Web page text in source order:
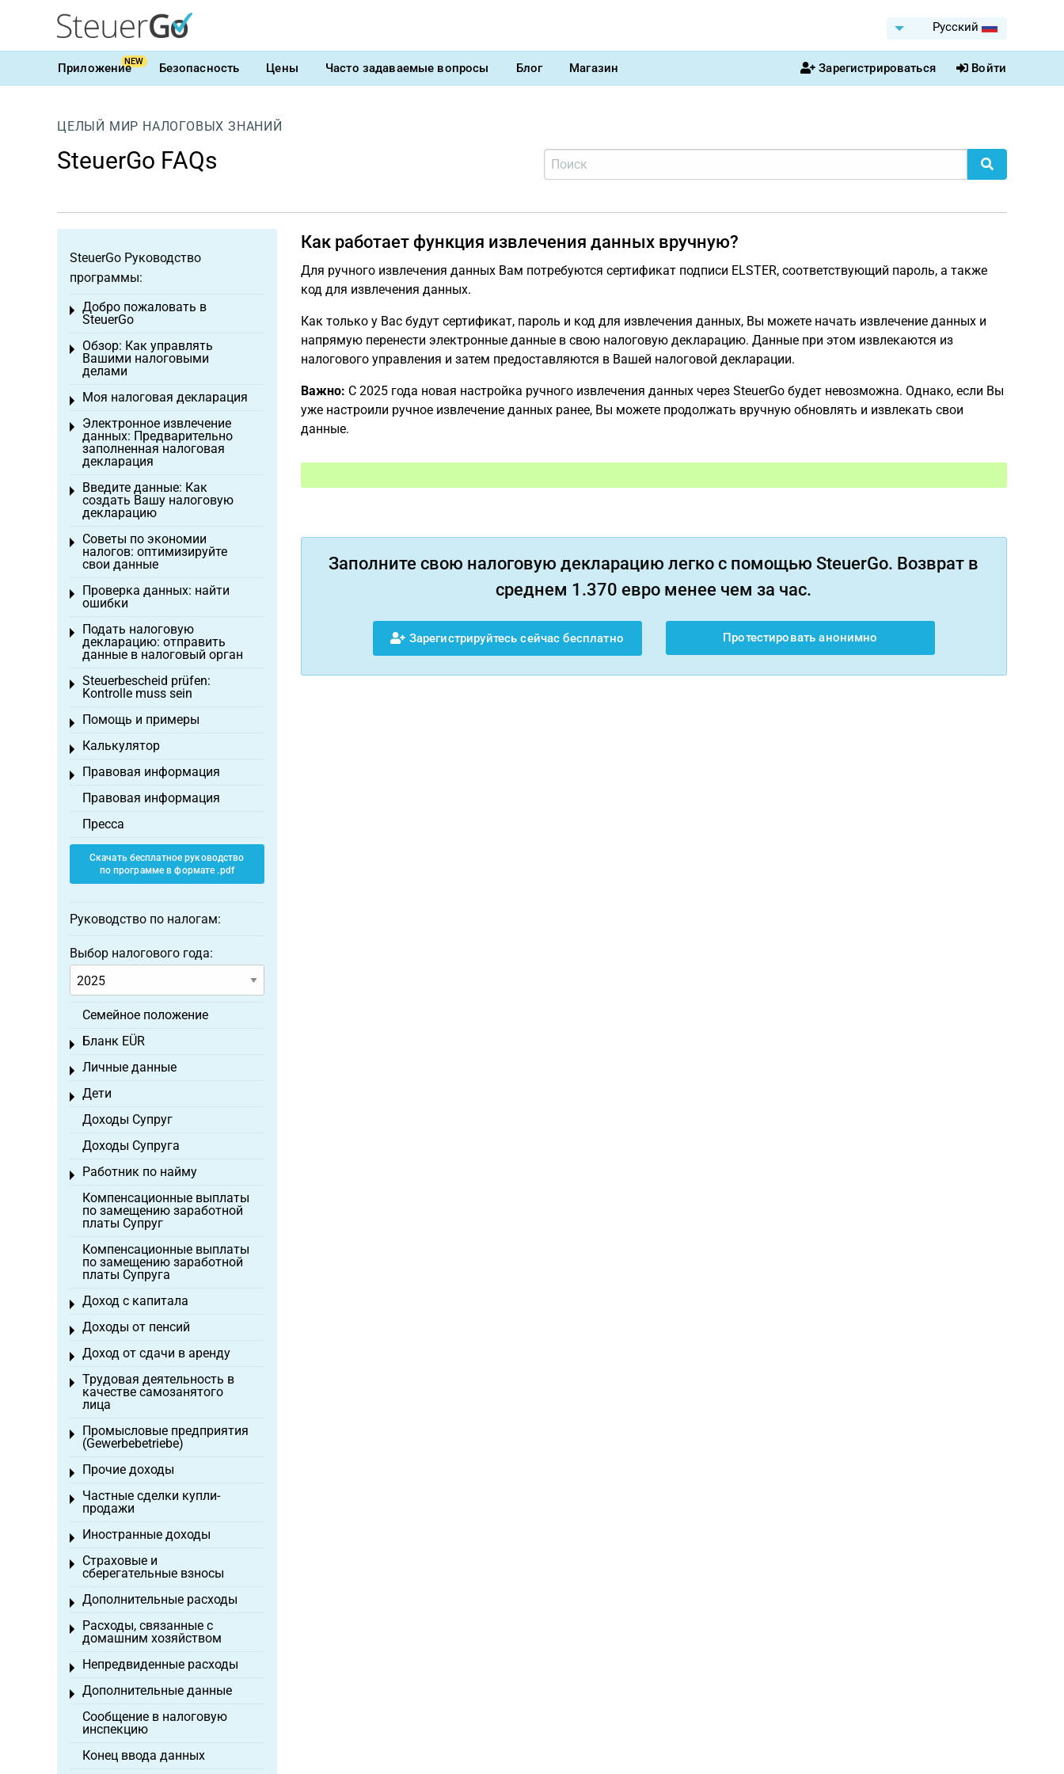
Pусский
ПриложениеNEW Безопасность Цены Часто задаваемые вопросы Блог Магазин Зарегистрироваться Войти
ЦЕЛЫЙ МИР НАЛОГОВЫХ ЗНАНИЙ
SteuerGo FAQs
Как работает функция извлечения данных вручную?
Для ручного извлечения данных Вам потребуются сертификат подписи ELSTER, соответствующий пароль, а также
код для извлечения данных.
Как только у Вас будут сертификат, пароль и код для извлечения данных, Вы можете начать извлечение данных и
напрямую перенести электронные данные в свою налоговую декларацию. Данные при этом извлекаются из
налогового управления и затем предоставляются в Вашей налоговой декларации.
Важно: С 2025 года новая настройка ручного извлечения данных через SteuerGo будет невозможна. Однако, если Вы
уже настроили ручное извлечение данных ранее, Вы можете продолжать вручную обновлять и извлекать свои
данные.
Заполните свою налоговую декларацию легко с помощью SteuerGo. Возврат в
среднем 1.370 евро менее чем за час.
Зарегистрируйтесь сейчас бесплатно Протестировать анонимно
SteuerGo Руководство
программы:
Добро пожаловать в
SteuerGo
Toggle menu
Обзор: Как управлять
Вашими налоговыми
делами
Toggle menu
Моя налоговая декларация
Toggle menu
Электронное извлечение
данных: Предварительно
заполненная налоговая
декларация
Toggle menu
Введите данные: Как
создать Вашу налоговую
декларацию
Toggle menu
Советы по экономии
налогов: оптимизируйте
свои данные
Toggle menu
Проверка данных: найти
ошибки
Toggle menu
Подать налоговую
декларацию: отправить
данные в налоговый орган
Toggle menu
Steuerbescheid prüfen:
Kontrolle muss sein
Toggle menu
Помощь и примеры
Toggle menu
Калькулятор
Toggle menu
Правовая информация
Toggle menu
Правовая информация
Пресса
Скачать бесплатное руководство
по программе в формате .pdf
Руководство по налогам:
Выбор налогового года:
Семейное положение
Бланк EÜR
Toggle menu
Личные данные
Toggle menu
Дети
Toggle menu
Доходы Супруг
Доходы Супруга
Работник по найму
Toggle menu
Компенсационные выплаты
по замещению заработной
платы Супруг
Компенсационные выплаты
по замещению заработной
платы Супруга
Доход с капитала
Toggle menu
Доходы от пенсий
Toggle menu
Доход от сдачи в аренду
Toggle menu
Трудовая деятельность в
качестве самозанятого
лица
Toggle menu
Промысловые предприятия
(Gewerbebetriebe)
Toggle menu
Прочие доходы
Toggle menu
Частные сделки купли-
продажи
Toggle menu
Иностранные доходы
Toggle menu
Страховые и
сберегательные взносы
Toggle menu
Дополнительные расходы
Toggle menu
Расходы, связанные с
домашним хозяйством
Toggle menu
Непредвиденные расходы
Toggle menu
Дополнительные данные
Toggle menu
Сообщение в налоговую
инспекцию
Конец ввода данных